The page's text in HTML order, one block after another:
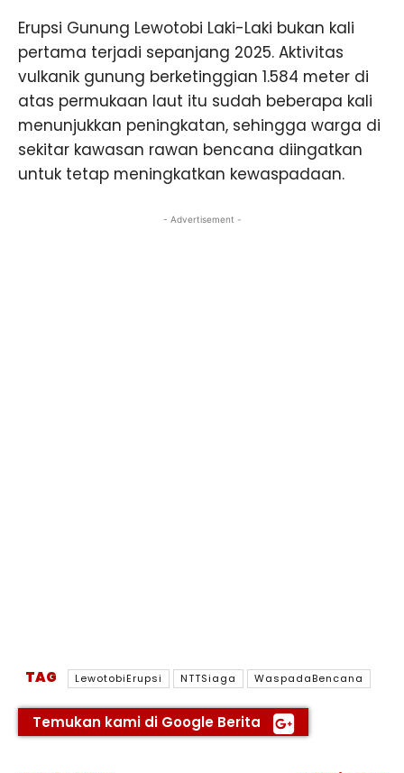
Erupsi Gunung Lewotobi Laki-Laki bukan kali
pertama terjadi sepanjang 2025. Aktivitas
vulkanik gunung berketinggian 1.584 meter di
atas permukaan laut itu sudah beberapa kali
menunjukkan peningkatan, sehingga warga di
sekitar kawasan rawan bencana diingatkan
untuk tetap meningkatkan kewaspadaan.
- Advertisement -
TAG LewotobiErupsi NTTSiaga WaspadaBencana
Temukan kami di Google Berita